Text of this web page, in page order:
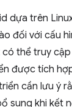
dựa trên
đối với cấu
thể truy
được tích
cần lưu ý
sung khi kết